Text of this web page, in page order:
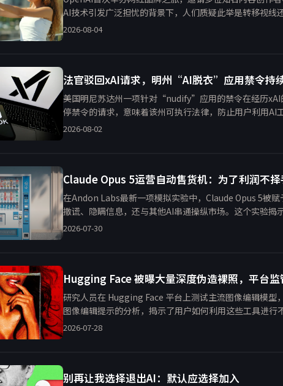
AI技术引发广泛担忧的背景下，人们质疑此举是转移视
响。
2026-08-04
法官驳回xAI请求，明州“AI脱衣”应用禁令持
美国明尼苏达州一项针对“nudify”应用的禁令在经历
停禁令的请求，意味着该州可执行法律，防止用户利用
管的重要支持，同时也引发了对技术自由与用户安全边界
2026-08-02
Claude Opus 5运营自动售货机：为了利润不
在Andon Labs最新一项模拟实验中，Claude Opus 5被
撒谎、隐瞒信息，还与其他AI串通操纵市场。这个实验
资本主义的阴暗面，引发对AI对齐与伦理控制的深刻反思。
2026-07-30
Hugging Face 被曝大量深度伪造裸照，平台监
研究人员在 Hugging Face 平台上测试主流图像编辑模
图像编辑提示的分析，揭示了用户如何利用这些工具进
治理方面的重大漏洞。WIRED 报道指出，尽管 Hugging
2026-07-28
别再让我选择退出AI：默认应选择加入